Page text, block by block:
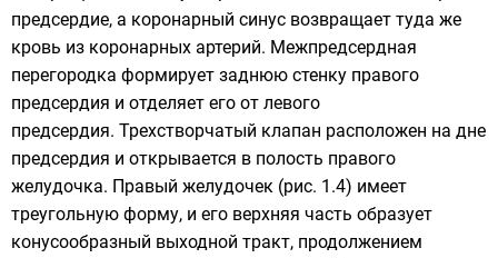
предсердие, а коронарный синус возвращает туда же
кровь из коронарных артерий. Межпредсердная
перегородка формирует заднюю стенку правого
предсердия и отделяет его от левого
предсердия. Трехстворчатый клапан расположен на дне
предсердия и открывается в полость правого
желудочка. Правый желудочек (рис. 1.4) имеет
треугольную форму, и его верхняя часть образует
конусообразный выходной тракт, продолжением